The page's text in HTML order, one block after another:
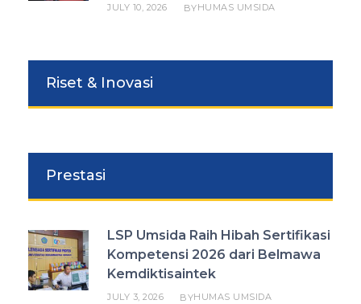
JULY 10, 2026 BYHUMAS UMSIDA
Riset & Inovasi
Prestasi
LSP Umsida Raih Hibah Sertifikasi
Kompetensi 2026 dari Belmawa
Kemdiktisaintek
JULY 3, 2026 BYHUMAS UMSIDA